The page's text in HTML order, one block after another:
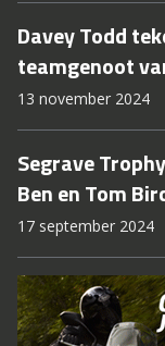
Davey Todd
teamgenoot
13 november 2024
Segrave
Ben en Tom
17 september 2024